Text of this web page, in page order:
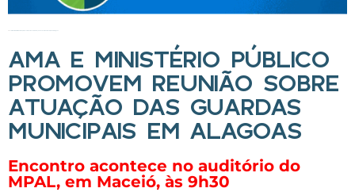
AMA E MINISTÉRIO PÚBLICO
PROMOVEM REUNIÃO SOBRE
ATUAÇÃO DAS GUARDAS
MUNICIPAIS EM ALAGOAS
Encontro acontece no auditório do
MPAL, em Maceió, às 9h30